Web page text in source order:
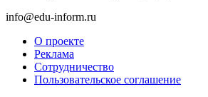
info@edu-inform.ru
О проекте
Реклама
Сотрудничество
Пользовательское соглашение